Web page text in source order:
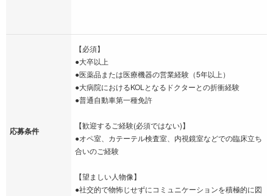
応募条件
【必須】
●大卒以上
●医薬品または医療機器の営業経験（5年以上）
●大病院におけるKOLとなるドクターとの折衝経験
●普通自動車第一種免許
【歓迎するご経験(必須ではない)】
●オペ室、カテーテル検査室、内視鏡室などでの臨床立ち
合いのご経験
【望ましい人物像】
●社交的で物怖じせずにコミュニケーションを積極的に図